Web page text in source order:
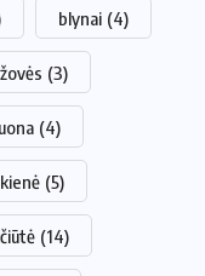
blynai (4)
(3)
(4)
(5)
(14)